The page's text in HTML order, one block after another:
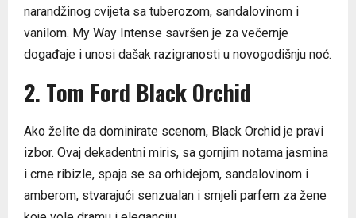
narandžinog cvijeta sa tuberozom, sandalovinom i
vanilom. My Way Intense savršen je za večernje
događaje i unosi dašak razigranosti u novogodišnju noć.
2. Tom Ford Black Orchid
Ako želite da dominirate scenom, Black Orchid je pravi
izbor. Ovaj dekadentni miris, sa gornjim notama jasmina
i crne ribizle, spaja se sa orhidejom, sandalovinom i
amberom, stvarajući senzualan i smjeli parfem za žene